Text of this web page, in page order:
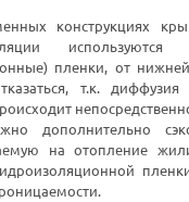
конструкциях
используются
пленки, от
т.к.
дополнительно
на отопление